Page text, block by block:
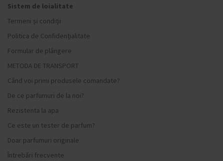
Sistem de loialitate
Termeni și condiții
Politica de Confidențialitate
Formular de plângere
METODA DE TRANSPORT
Când voi primi produsele comandate?
De ce parfumuri de la noi?
Rezistenta la apa
Ce este un tester de parfum?
Doar parfumuri originale
Întrebări frecvente